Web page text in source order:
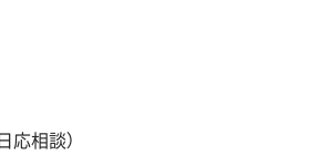
応相談）